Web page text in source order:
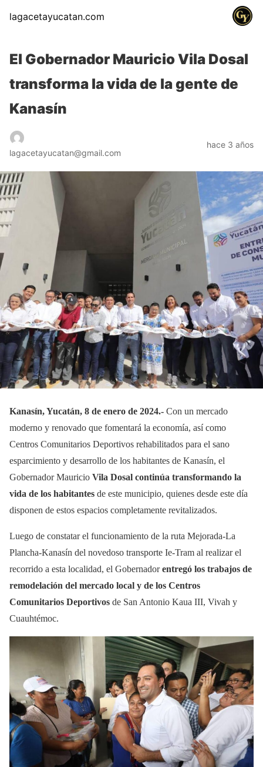
lagacetayucatan.com
El Gobernador Mauricio Vila Dosal
transforma la vida de la gente de
Kanasín
lagacetayucatan@gmail.com
hace 3 años
Kanasín, Yucatán, 8 de enero de 2024.- Con un mercado
moderno y renovado que fomentará la economía, así como
Centros Comunitarios Deportivos rehabilitados para el sano
esparcimiento y desarrollo de los habitantes de Kanasín, el
Gobernador Mauricio Vila Dosal continúa transformando la
vida de los habitantes de este municipio, quienes desde este día
disponen de estos espacios completamente revitalizados.
Luego de constatar el funcionamiento de la ruta Mejorada-La
Plancha-Kanasín del novedoso transporte Ie-Tram al realizar el
recorrido a esta localidad, el Gobernadorentregó los trabajos de
remodelación del mercado local y de los Centros
Comunitarios Deportivos de San Antonio Kaua III, Vivah y
Cuauhtémoc.